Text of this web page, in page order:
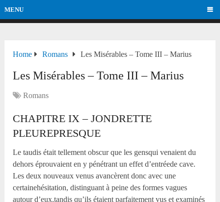
MENU
Home Romans Les Misérables – Tome III – Marius
Les Misérables – Tome III – Marius
Romans
CHAPITRE IX – JONDRETTE
PLEUREPRESQUE
Le taudis était tellement obscur que les gensqui venaient du
dehors éprouvaient en y pénétrant un effet d’entréede cave.
Les deux nouveaux venus avancèrent donc avec une
certainehésitation, distinguant à peine des formes vagues
autour d’eux,tandis qu’ils étaient parfaitement vus et examinés